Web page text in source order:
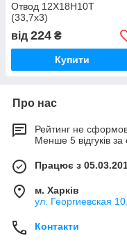
Отвод 12Х18Н10Т
(33,7х3)
від 224 ₴
Купити
Про нас
Рейтинг не
Менше 5 відгуків за
Працює з
м. Харків
ул. Георгиевская
Контакти